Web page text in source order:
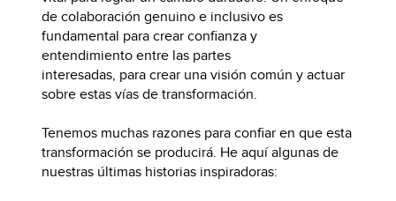
de colaboración genuino e inclusivo es
fundamental para crear confianza y
entendimiento entre las partes
interesadas, para crear una visión común y actuar
sobre estas vías de transformación.
Tenemos muchas razones para confiar en que esta
transformación se producirá. He aquí algunas de
nuestras últimas historias inspiradoras: